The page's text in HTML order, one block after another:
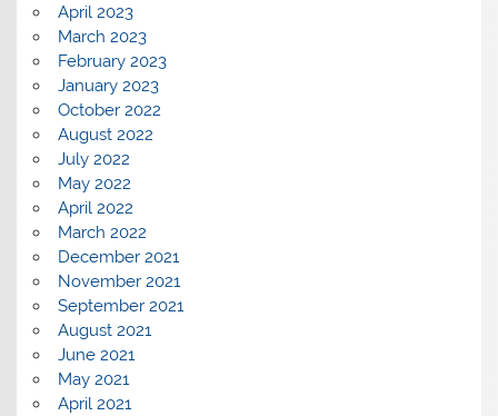
April 2023
March 2023
February 2023
January 2023
October 2022
August 2022
July 2022
May 2022
April 2022
March 2022
December 2021
November 2021
September 2021
August 2021
June 2021
May 2021
April 2021